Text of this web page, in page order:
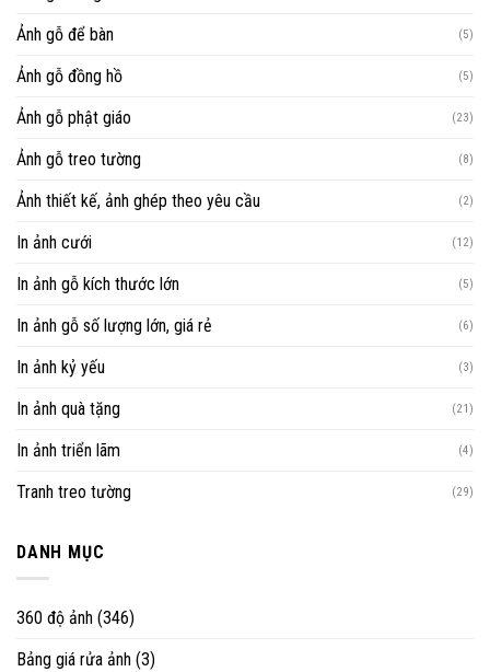
Ảnh gỗ để bàn
(5)
Ảnh gỗ đồng hồ (5)
Ảnh gỗ phật giáo (23)
Ảnh gỗ treo tường (8)
Ảnh thiết kế, ảnh ghép theo yêu cầu (2)
In ảnh cưới (12)
In ảnh gỗ kích thước lớn (5)
In ảnh gỗ số lượng lớn, giá rẻ (6)
In ảnh kỷ yếu (3)
In ảnh quà tặng (21)
In ảnh triển lãm (4)
Tranh treo tường (29)
DANH MỤC
360 độ ảnh (346)
Bảng giá rửa ảnh (3)